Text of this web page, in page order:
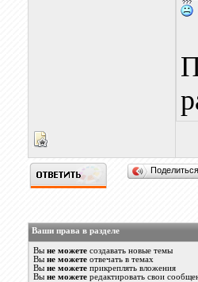
Ваши права в разделе
Вы не можетесоздавать новые темы
Вы не можетеотвечать в темах
Вы не можетеприкреплять вложения
Вы не можетередактировать свои